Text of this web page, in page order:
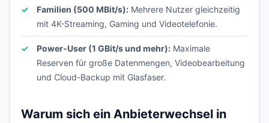
Familien (500 MBit/s): Mehrere Nutzer gleichzeitig
mit 4K-Streaming, Gaming und Videotelefonie.
Power-User (1 GBit/s und mehr): Maximale
Reserven für große Datenmengen, Videobearbeitung
und Cloud-Backup mit Glasfaser.
Warum sich ein Anbieterwechsel in